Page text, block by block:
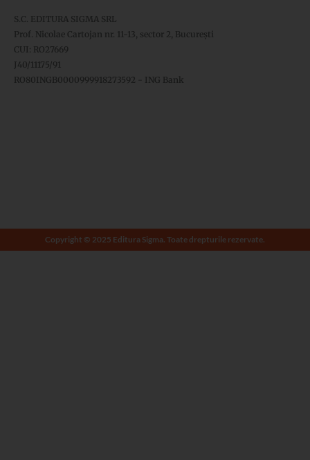
S.C. EDITURA SIGMA SRL
Prof. Nicolae Cartojan nr. 11-13, sector 2, București
CUI: RO27669
J40/11175/91
RO80INGB0000999918273592 - ING Bank
Copyright © 2025 Editura Sigma. Toate drepturile rezervate.